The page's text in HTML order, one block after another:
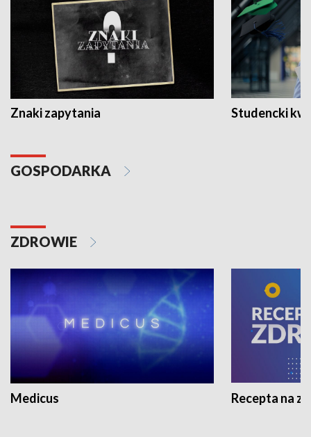
Znaki zapytania Studencki
GOSPODARKA
ZDROWIE
Medicus Recepta na